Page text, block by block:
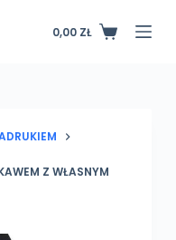
Koszyk
0,00 ZŁ
Z WŁASNYM